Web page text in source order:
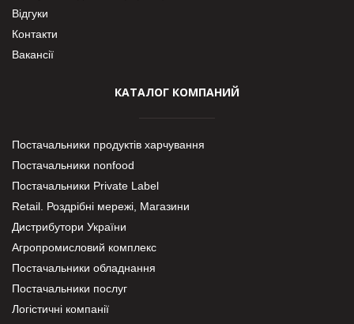
Відгуки
Контакти
Вакансії
КАТАЛОГ КОМПАНИЙ
Постачальники продуктів харчування
Постачальники nonfood
Постачальники Private Label
Retail. Роздрібні мережі, Магазини
Дистрибутори України
Агропромисловий комплекс
Постачальники обладнання
Постачальники послуг
Логістичні компанії